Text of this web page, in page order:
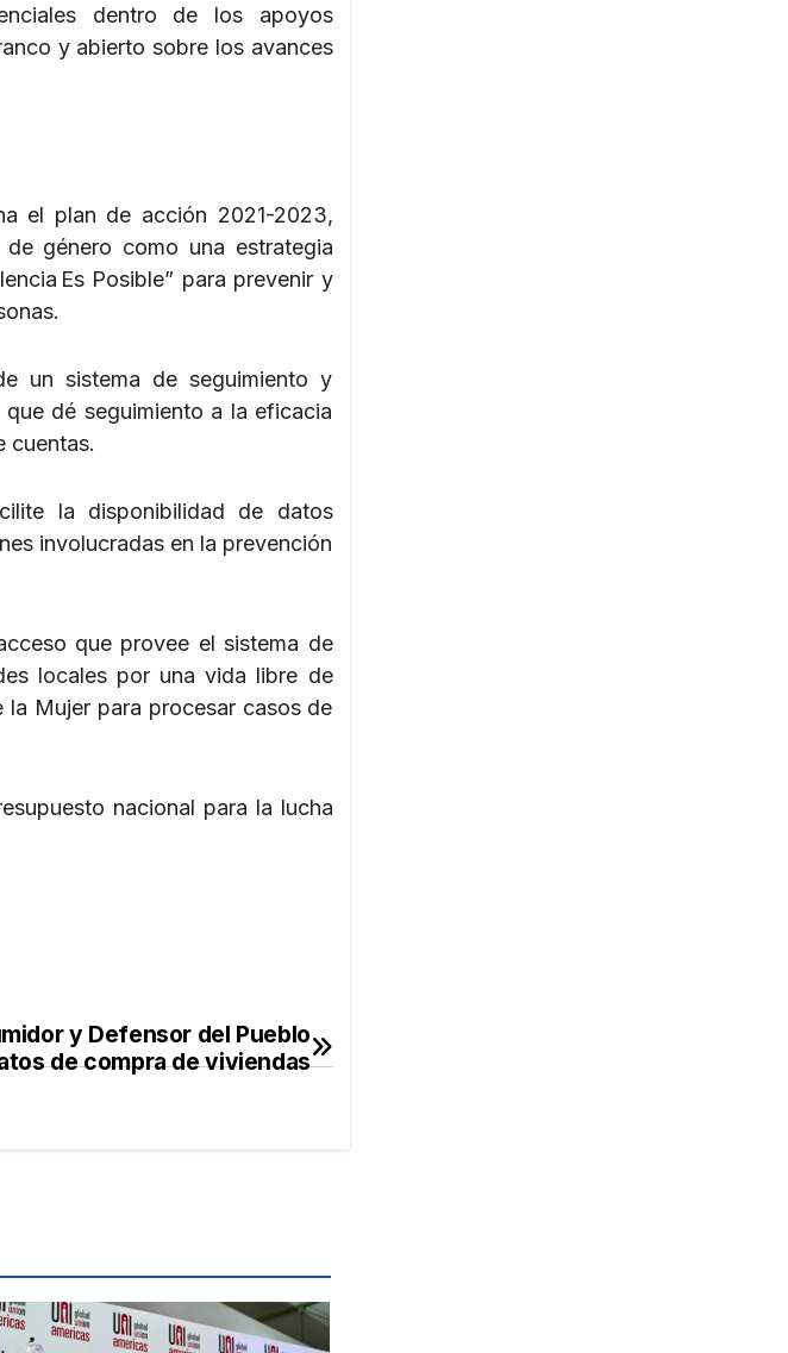
dentro de los apoyos
y abierto sobre los avances
el plan de acción 2021-2023,
género como una estrategia
Es Posible” para prevenir y
un sistema de seguimiento y
dé seguimiento a la eficacia
cuentas.
la disponibilidad de datos
involucradas en la prevención
que provee el sistema de
locales por una vida libre de
Mujer para procesar casos de
nacional para la lucha
y Defensor del Pueblo
de compra de viviendas